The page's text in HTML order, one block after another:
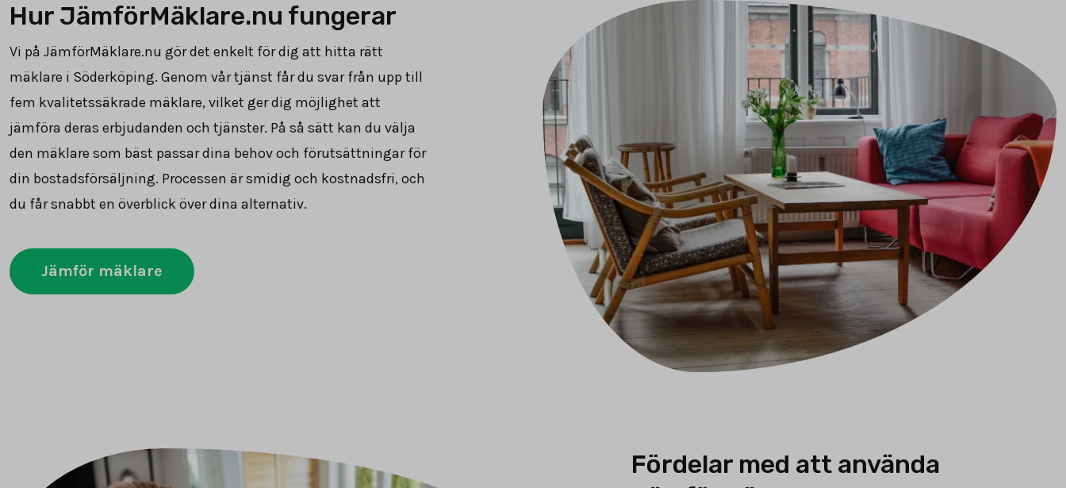
Hur JämförMäklare.nu fungerar
Vi på JämförMäklare.nu gör det enkelt för dig att hitta rätt
mäklare i Söderköping. Genom vår tjänst får du svar från upp till
fem kvalitetssäkrade mäklare, vilket ger dig möjlighet att
jämföra deras erbjudanden och tjänster. På så sätt kan du välja
den mäklare som bäst passar dina behov och förutsättningar för
din bostadsförsäljning. Processen är smidig och kostnadsfri, och
du får snabbt en överblick över dina alternativ.
Jämför mäklare
Fördelar med att använda